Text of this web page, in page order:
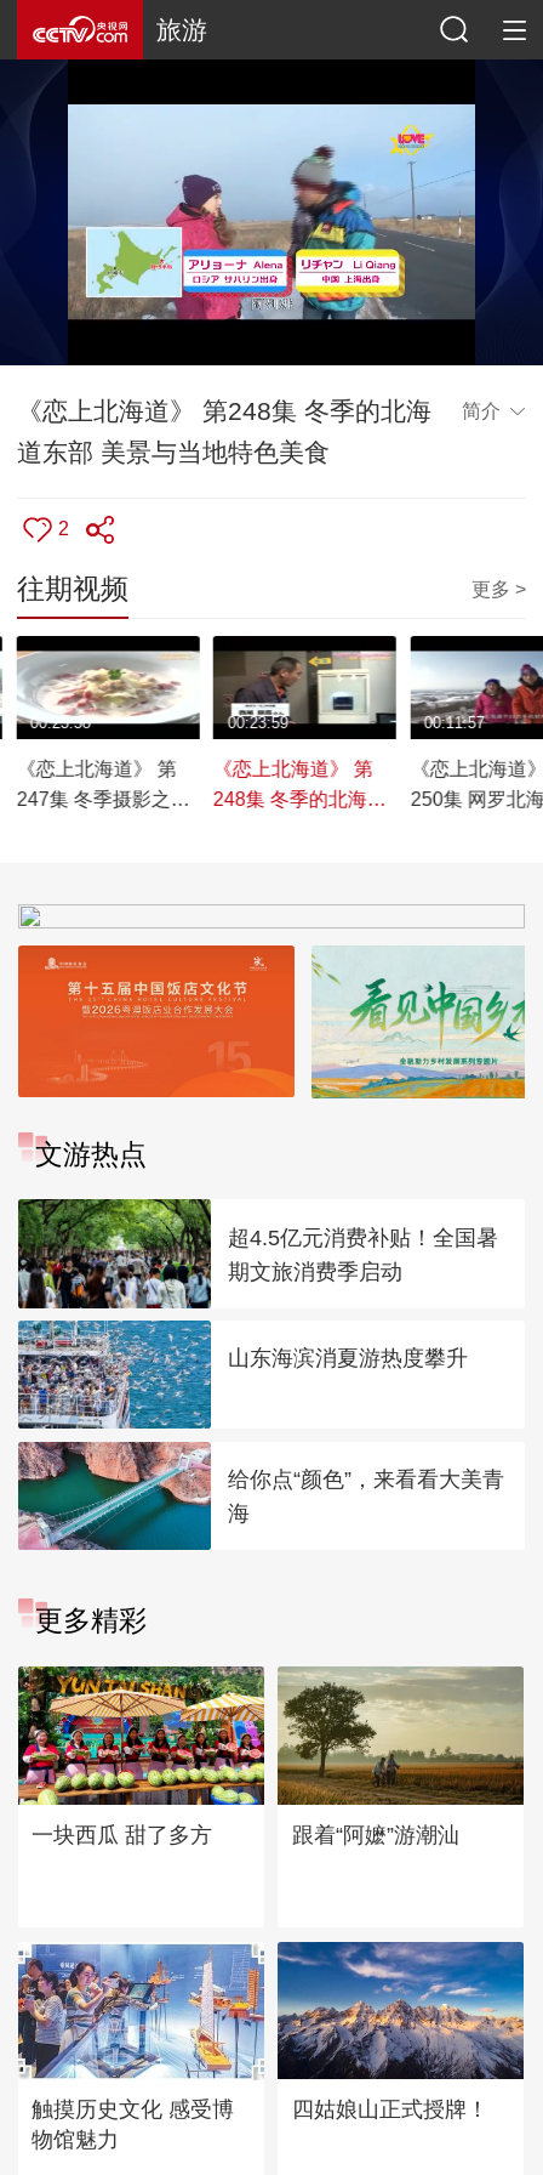
旅游
《恋上北海道》 第248集 冬季的北海
道东部 美景与当地特色美食
简介
2
往期视频 更多 >
《恋上北海道》 第
247集 冬季摄影之旅
00:23:58
《恋上北海道》 第
248集 冬季的北海道
00:23:59
《恋上北海道
250集 网罗北
00:11:57
文游热点
超4.5亿元消费补贴！全国暑
期文旅消费季启动
山东海滨消夏游热度攀升
给你点“颜色”，来看看大美青
海
更多精彩
一块西瓜 甜了多方 跟着“阿嬷”游潮汕
触摸历史文化 感受博
物馆魅力
四姑娘山正式授牌！